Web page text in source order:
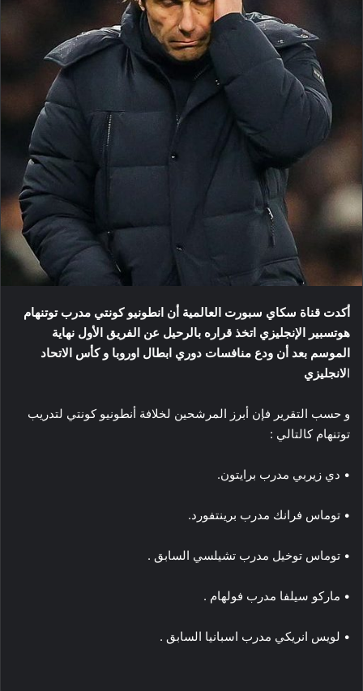
أكدت قناة سكاي سبورت العالمية أن انطونيو كونتي مدرب توتنهام
هوتسبير الإنجليزي اتخذ قراره بالرحيل عن الفريق الأول نهاية
الموسم بعد أن ودع منافسات دوري ابطال اوروبا و كأس الاتحاد
الانجليزي
و حسب التقرير فإن أبرز المرشحين لخلافة أنطونيو كونتي لتدريب
توتنهام كالتالي :
• دي زيربي مدرب برايتون.
• توماس فرانك مدرب برينتفورد.
• توماس توخيل مدرب تشيلسي السابق .
• ماركو سيلفا مدرب فولهام .
• لويس انريكي مدرب اسبانيا السابق .